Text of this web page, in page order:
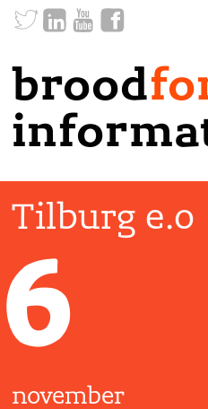
brood
Tilburg e.o
6
november